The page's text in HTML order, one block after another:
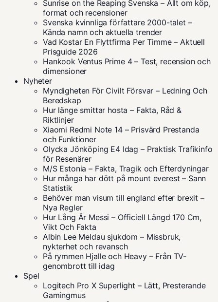
Sunrise on the Reaping Svenska – Allt om köp,
format och recensioner
Svenska kvinnliga författare 2000-talet –
Kända namn och aktuella trender
Vad Kostar En Flyttfirma Per Timme – Aktuell
Prisguide 2026
Hankook Ventus Prime 4 – Test, recension och
dimensioner
Nyheter
Myndigheten För Civilt Försvar – Ledning Och
Beredskap
Hur länge smittar hosta – Fakta, Råd &
Riktlinjer
Xiaomi Redmi Note 14 – Prisvärd Prestanda
och Funktioner
Olycka Jönköping E4 Idag – Praktisk Trafikinfo
för Resenärer
M/S Estonia – Fakta, Tragik och Efterdyningar
Hur många har dött på mount everest – Sann
Statistik
Behöver man visum till england efter brexit –
Nya Regler
Hur Lång Är Messi – Officiell Längd 170 Cm,
Vikt Och Fakta
Albin Lee Meldau sjukdom – Missbruk,
nykterhet och revansch
På rymmen Hjalle och Heavy – Från TV-
genombrott till idag
Spel
Logitech Pro X Superlight – Lätt, Presterande
Gamingmus